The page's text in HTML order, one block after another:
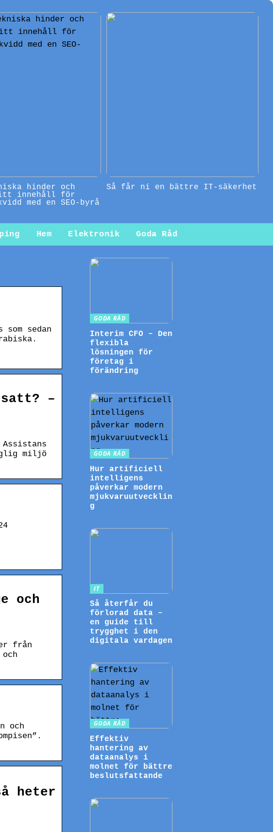
hinder och
innehåll för
med en SEO-byrå
Så får ni en bättre IT-säkerhet
Hem Elektronik Goda Råd
sedan
–
miljö
och
från
GODA RÅD
Interim CFO – Den
flexibla
lösningen för
företag i
förändring
GODA RÅD
Hur artificiell
intelligens
påverkar modern
mjukvaruutvecklin
g
IT
Så återfår du
förlorad data –
en guide till
trygghet i den
digitala vardagen
GODA RÅD
Effektiv
hantering av
dataanalys i
molnet för bättre
beslutsfattande